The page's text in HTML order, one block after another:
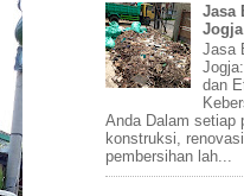
Jasa
Jogja
Jasa
dan
Anda Dalam setiap
konstruksi,
pembersihan lah...